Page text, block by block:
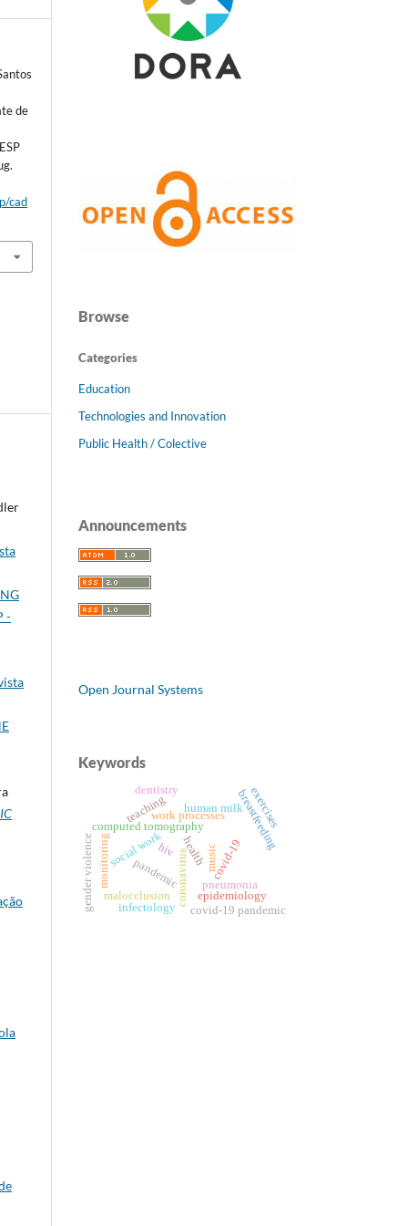
de
cad
-
Browse
Categories
Education
Technologies and Innovation
Public Health / Colective
Announcements
Open Journal Systems
Keywords
coronavirus covid-19
computed tomography
pneumonia
social work health
work processes
pandemic
breastfeeding
human milk
monitoring
teaching
dentistry
malocclusion epidemiology
exercises
covid-19 pandemic
hiv
gender violence music
infectology